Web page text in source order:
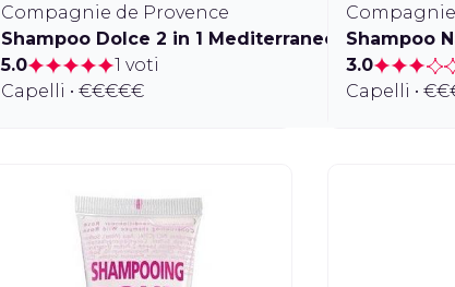
Compagnie de Provence
Shampoo Dolce 2 in 1 Mediterraneo
5.0
1 voti
Capelli • €€€€€
Shampoo
3.0
Capelli •